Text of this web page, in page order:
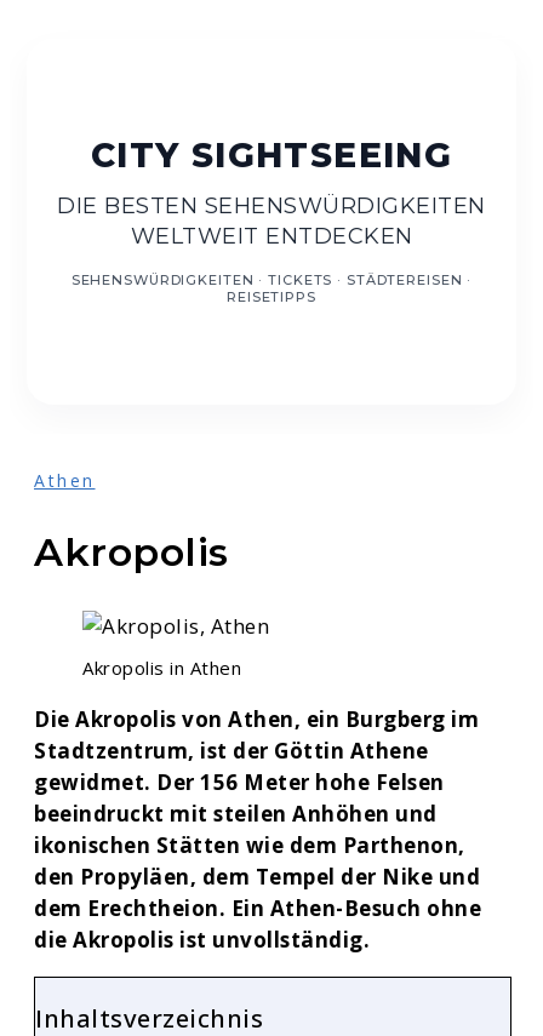
DIE BESTEN SEHENSWÜRDIGKEITEN
WELTWEIT ENTDECKEN
Athen
Akropolis
Akropolis in Athen
Die Akropolis von Athen, ein Burgberg im
Stadtzentrum, ist der Göttin Athene
gewidmet. Der 156 Meter hohe Felsen
beeindruckt mit steilen Anhöhen und
ikonischen Stätten wie dem Parthenon,
den Propyläen, dem Tempel der Nike und
dem Erechtheion. Ein Athen-Besuch ohne
die Akropolis ist unvollständig.
Inhaltsverzeichnis